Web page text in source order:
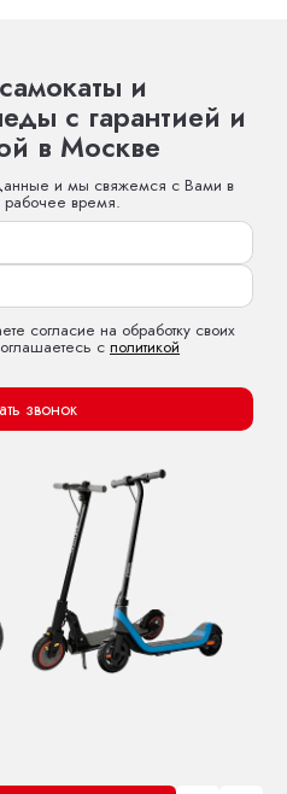
и
с гарантией и
в Москве
и мы свяжемся с Вами в
время.
согласие на обработку своих
с политикой
звонок